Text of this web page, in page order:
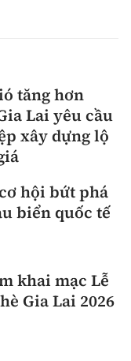
tăng hơn
Lai yêu cầu
xây dựng lộ
hội bứt phá
biển quốc tế
khai mạc Lễ
Gia Lai 2026